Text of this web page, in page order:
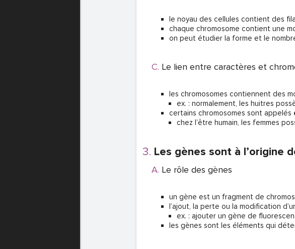
le noyau des cellules contient des
chaque chromosome contient une
on peut étudier la forme et le
Le lien entre caractères et
les chromosomes contiennent des
ex. : normalement, les huitres
certains chromosomes sont appelés
chez l’être humain, les femmes
Les gènes sont à l’origine
Le rôle des gènes
un gène est un fragment de
l’ajout, la perte ou la modification
ex. : ajouter un gène de
les gènes sont les éléments qui